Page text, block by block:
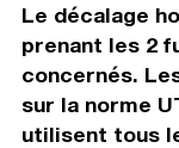
Le décalage
prenant les 2
concernés.
sur la norme
utilisent tous